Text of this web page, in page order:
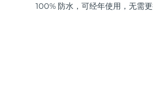
100% 防水，可经年使用，无需更